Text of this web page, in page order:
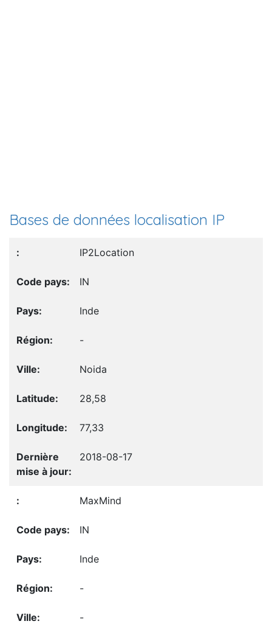
Bases de données localisation IP
IP2Location
IN
Inde
-
Noida
28,58
77,33
2018-08-17
MaxMind
IN
Inde
-
-